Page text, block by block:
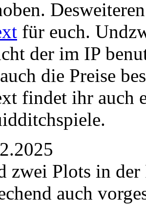
für euch.
der im IP
die Preise
findet ihr auch
zwei Plots in
auch